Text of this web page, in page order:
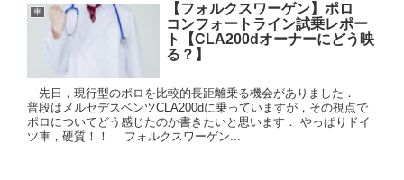
車
【フォルクスワーゲン】ポロ
コンフォートライン試乗レポー
ト【CLA200dオーナーにどう映
る？】
先日，現行型のポロを比較的長距離乗る機会がありました．
普段はメルセデスベンツCLA200dに乗っていますが，その視点で
ポロについてどう感じたのか書きたいと思います． やっぱりドイ
ツ車，硬質！！ フォルクスワーゲン...